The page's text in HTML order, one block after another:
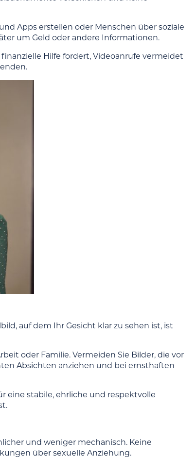
Apps erstellen oder Menschen über soziale
um Geld oder andere Informationen.
Hilfe fordert, Videoanrufe vermeidet
auf dem Ihr Gesicht klar zu sehen ist, ist
oder Familie. Vermeiden Sie Bilder, die vor
Absichten anziehen und bei ernsthaften
eine stabile, ehrliche und respektvolle
und weniger mechanisch. Keine
über sexuelle Anziehung.